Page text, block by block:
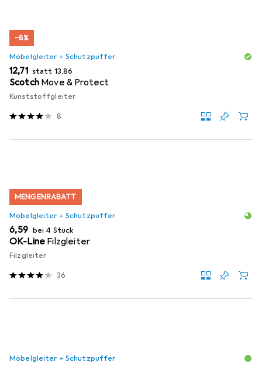
−8%
Möbelgleiter + Schutzpuffer
EUR
12,71 statt EUR
13,86
Scotch Move & Protect
Kunststoffgleiter
8
MENGENRABATT
Möbelgleiter + Schutzpuffer
EUR
6,59 bei 4 Stück
OK-Line Filzgleiter
Filzgleiter
36
Möbelgleiter + Schutzpuffer